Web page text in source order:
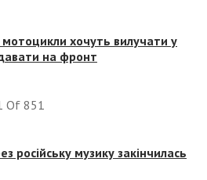
мотоцикли хочуть вилучати у
на фронт
Of 851
російську музику закінчилась